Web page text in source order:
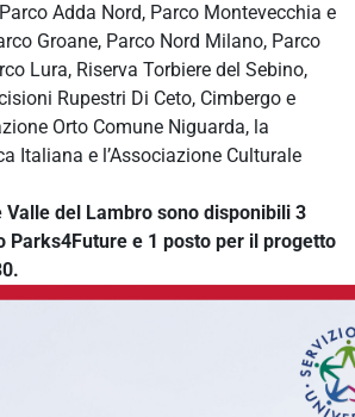
Adda Nord, Parco Montevecchia e
Groane, Parco Nord Milano, Parco
Lura, Riserva Torbiere del Sebino,
Rupestri Di Ceto, Cimbergo e
Orto Comune Niguarda, la
Italiana e l’Associazione Culturale
Valle del Lambro sono disponibili 3
Parks4Future e 1 posto per il progetto